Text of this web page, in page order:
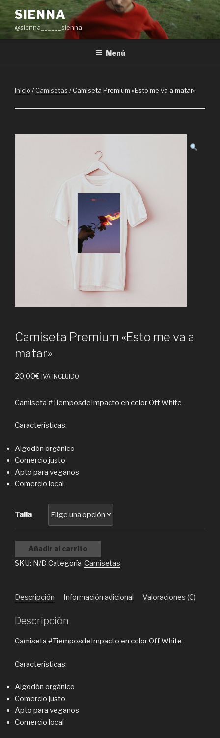
Saltar
al
contenido
SIENNA
@sienna______sienna
Menú
Inicio /Camisetas / Camiseta Premium «Esto me va a matar»
Camiseta Premium «Esto me va a
matar»
20,00€ IVA INCLUIDO
Camiseta #TiemposdeImpacto en color Off White
Características:
Algodón orgánico
Comercio justo
Apto para veganos
Comercio local
Talla
Añadir al carrito
SKU: N/D Categoría: Camisetas
Descripción Información adicional Valoraciones (0)
Descripción
Camiseta #TiemposdeImpacto en color Off White
Características:
Algodón orgánico
Comercio justo
Apto para veganos
Comercio local